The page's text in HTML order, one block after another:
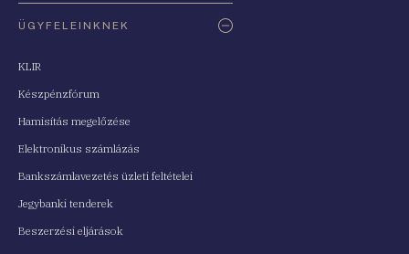
ÜGYFELEINKNEK
KLIR
Készpénzfórum
Hamisítás megelőzése
Elektronikus számlázás
Bankszámlavezetés üzleti feltételei
Jegybanki tenderek
Beszerzési eljárások